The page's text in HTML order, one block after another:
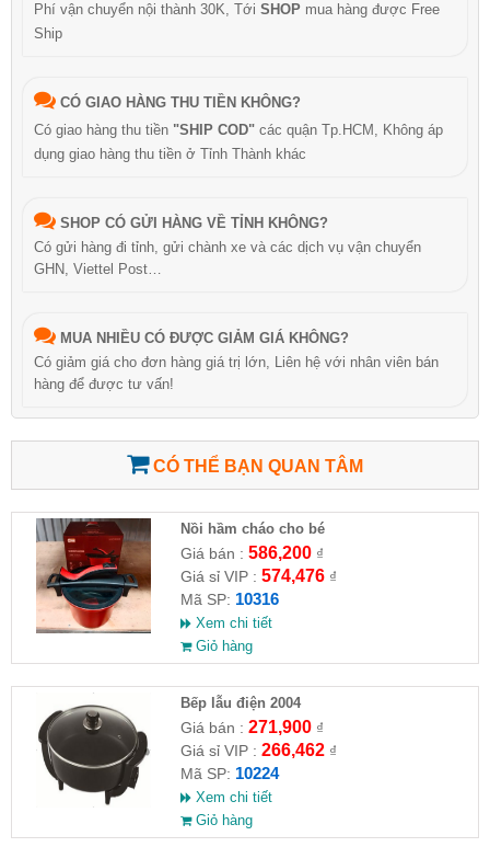
Phí vận chuyển nội thành 30K, Tới SHOP mua hàng được Free
Ship
CÓ GIAO HÀNG THU TIỀN KHÔNG?
Có giao hàng thu tiền "SHIP COD" các quận Tp.HCM, Không áp
dụng giao hàng thu tiền ở Tỉnh Thành khác
SHOP CÓ GỬI HÀNG VỀ TỈNH KHÔNG?
Có gửi hàng đi tỉnh, gửi chành xe và các dịch vụ vận chuyển
GHN, Viettel Post…
MUA NHIỀU CÓ ĐƯỢC GIẢM GIÁ KHÔNG?
Có giảm giá cho đơn hàng giá trị lớn, Liên hệ với nhân viên bán
hàng để được tư vấn!
CÓ THỂ BẠN QUAN TÂM
Nồi hầm cháo cho bé
Giá bán : 586,200₫
Giá sỉ VIP : 574,476₫
Mã SP: 10316
Xem chi tiết
Giỏ hàng
Bếp lẫu điện 2004
Giá bán : 271,900₫
Giá sỉ VIP : 266,462₫
Mã SP: 10224
Xem chi tiết
Giỏ hàng